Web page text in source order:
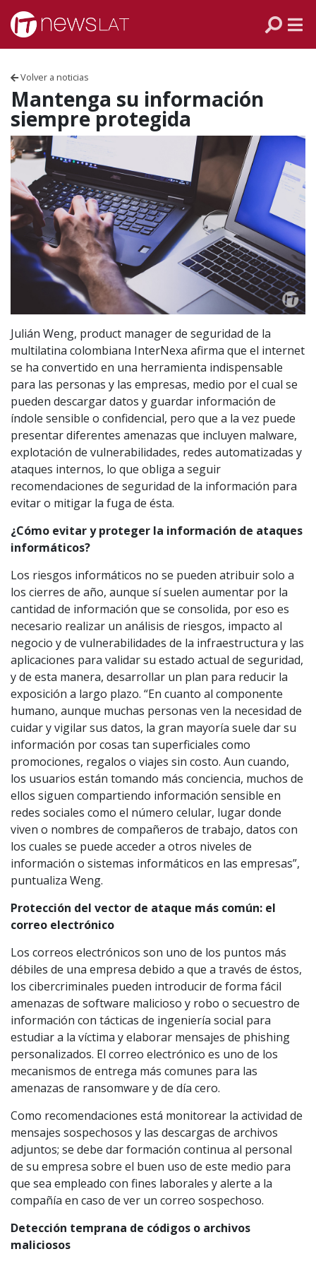
Skip to content
Volver a noticias
Mantenga su información
siempre protegida
Julián Weng, product manager de seguridad de la
multilatina colombiana InterNexa afirma que el internet
se ha convertido en una herramienta indispensable
para las personas y las empresas, medio por el cual se
pueden descargar datos y guardar información de
índole sensible o confidencial, pero que a la vez puede
presentar diferentes amenazas que incluyen malware,
explotación de vulnerabilidades, redes automatizadas y
ataques internos, lo que obliga a seguir
recomendaciones de seguridad de la información para
evitar o mitigar la fuga de ésta.
¿Cómo evitar y proteger la información de ataques
informáticos?
Los riesgos informáticos no se pueden atribuir solo a
los cierres de año, aunque sí suelen aumentar por la
cantidad de información que se consolida, por eso es
necesario realizar un análisis de riesgos, impacto al
negocio y de vulnerabilidades de la infraestructura y las
aplicaciones para validar su estado actual de seguridad,
y de esta manera, desarrollar un plan para reducir la
exposición a largo plazo. “En cuanto al componente
humano, aunque muchas personas ven la necesidad de
cuidar y vigilar sus datos, la gran mayoría suele dar su
información por cosas tan superficiales como
promociones, regalos o viajes sin costo. Aun cuando,
los usuarios están tomando más conciencia, muchos de
ellos siguen compartiendo información sensible en
redes sociales como el número celular, lugar donde
viven o nombres de compañeros de trabajo, datos con
los cuales se puede acceder a otros niveles de
información o sistemas informáticos en las empresas”,
puntualiza Weng.
Protección del vector de ataque más común: el
correo electrónico
Los correos electrónicos son uno de los puntos más
débiles de una empresa debido a que a través de éstos,
los cibercriminales pueden introducir de forma fácil
amenazas de software malicioso y robo o secuestro de
información con tácticas de ingeniería social para
estudiar a la víctima y elaborar mensajes de phishing
personalizados. El correo electrónico es uno de los
mecanismos de entrega más comunes para las
amenazas de ransomware y de día cero.
Como recomendaciones está monitorear la actividad de
mensajes sospechosos y las descargas de archivos
adjuntos; se debe dar formación continua al personal
de su empresa sobre el buen uso de este medio para
que sea empleado con fines laborales y alerte a la
compañía en caso de ver un correo sospechoso.
Detección temprana de códigos o archivos
maliciosos
VENEZUELA
ECUADOR
CHILE
ARGENTINA
MÉXICO